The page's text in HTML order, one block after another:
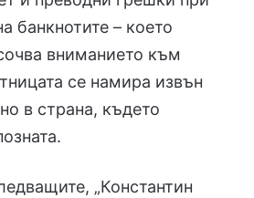
банкнотите – което
вниманието към
се намира извън
в страна, където
„Константин